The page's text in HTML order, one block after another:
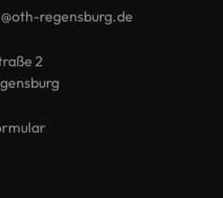
regensburg.de
2